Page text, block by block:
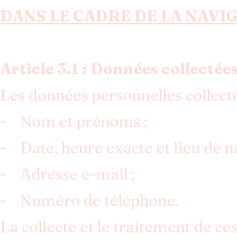
DANS LE CADRE DE LA
Article 3.1 : Données collectées
Les données personnelles
- Nom et prénoms ;
- Date, heure exacte et lieu de
- Adresse e-mail ;
- Numéro de téléphone.
La collecte et le traitement de